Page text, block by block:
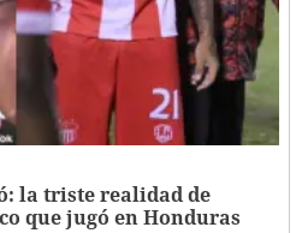
la triste realidad de
que jugó en Honduras